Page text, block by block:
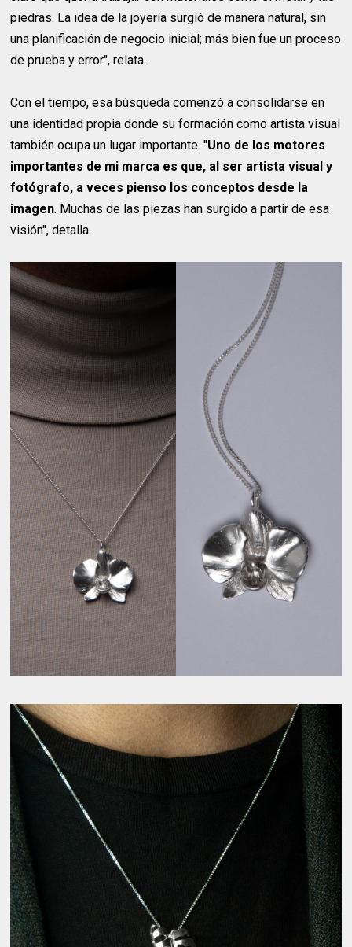
piedras. La idea de la joyería surgió de manera natural, sin
una planificación de negocio inicial; más bien fue un proceso
de prueba y error", relata.
Con el tiempo, esa búsqueda comenzó a consolidarse en
una identidad propia donde su formación como artista visual
también ocupa un lugar importante. "Uno de los motores
importantes de mi marca es que, al ser artista visual y
fotógrafo, a veces pienso los conceptos desde la
imagen. Muchas de las piezas han surgido a partir de esa
visión", detalla.